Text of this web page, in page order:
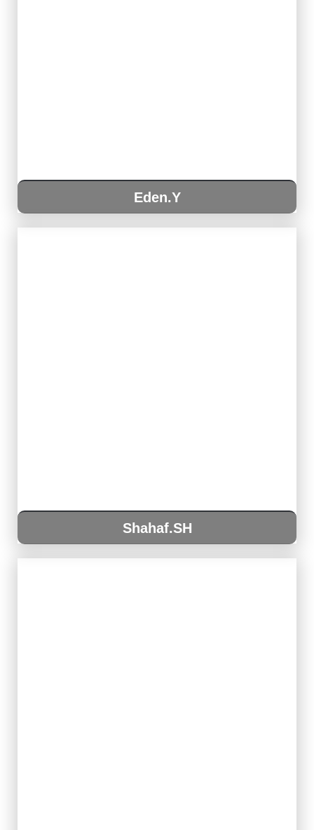
Eden.Y
Shahaf.SH